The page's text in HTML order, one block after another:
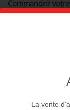
Commandez
maintenant et
Vous
La vente